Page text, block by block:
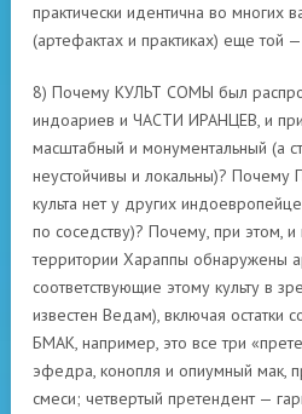
практически идентична во многих
(артефактах и практиках) еще той
8) Почему КУЛЬТ СОМЫ был
индоариев и ЧАСТИ ИРАНЦЕВ, и при
масштабный и монументальный (а
неустойчивы и локальны)?
культа нет у других
по соседству)? Почему, при этом,
территории Хараппы обнаружены
соответствующие этому культу в
известен Ведам), включая остатки
БМАК, например, это все три
эфедра, конопля и опиумный мак,
смеси; четвертый претендент —